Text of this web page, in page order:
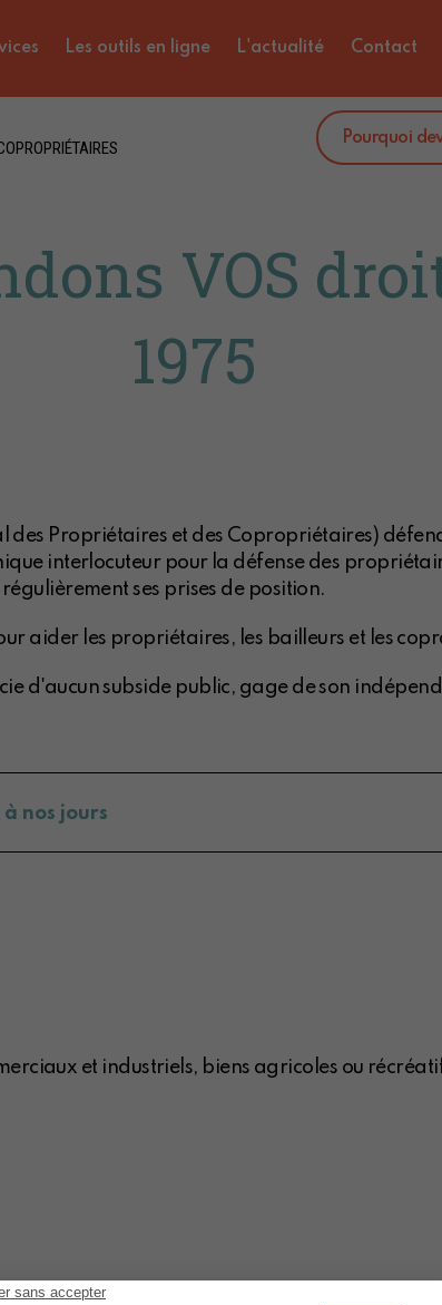
Les outils en ligne L'actualité Contact
Pourquoi
VOS
1975
des Propriétaires et des Copropriétaires)
interlocuteur pour la défense des
ses prises de position.
aider les propriétaires, les bailleurs et les
d'aucun subside public, gage de son
nos jours
et industriels, biens agricoles ou